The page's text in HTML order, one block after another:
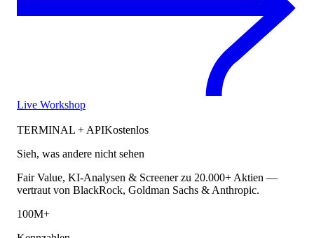
Live Workshop
TERMINAL + APIKostenlos
Sieh, was andere nicht sehen
Fair Value, KI-Analysen & Screener zu 20.000+ Aktien —
vertraut von BlackRock, Goldman Sachs & Anthropic.
100M+